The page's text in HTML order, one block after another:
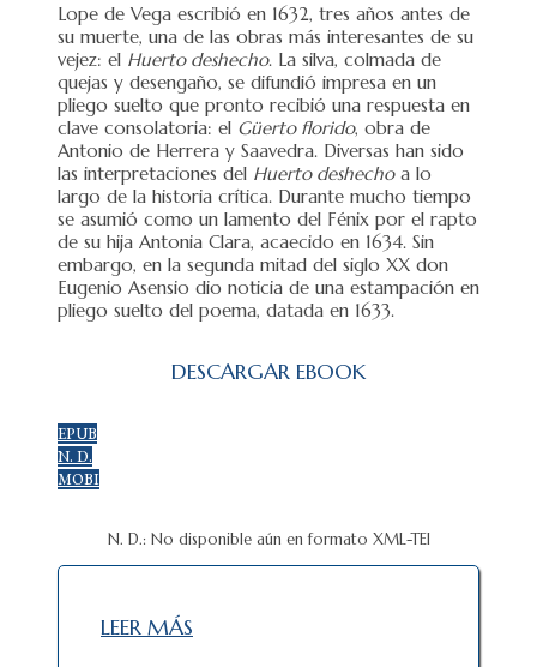
Lope de Vega escribió en 1632, tres años antes de
su muerte, una de las obras más interesantes de su
vejez: el Huerto deshecho. La silva, colmada de
quejas y desengaño, se difundió impresa en un
pliego suelto que pronto recibió una respuesta en
clave consolatoria: el Güerto florido, obra de
Antonio de Herrera y Saavedra. Diversas han sido
las interpretaciones del Huerto deshechoa lo
largo de la historia crítica. Durante mucho tiempo
se asumió como un lamento del Fénix por el rapto
de su hija Antonia Clara, acaecido en 1634. Sin
embargo, en la segunda mitad del siglo XX don
Eugenio Asensio dio noticia de una estampación en
pliego suelto del poema, datada en 1633.
DESCARGAR EBOOK
EPUB
N. D.
MOBI
N. D.: No disponible aún en formato XML-TEI
LEER MÁS